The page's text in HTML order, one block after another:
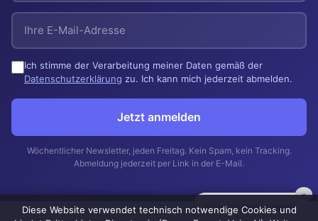
Ich stimme der Verarbeitung meiner Daten gemäß der
Datenschutzerklärung zu. Ich kann mich jederzeit abmelden.
Jetzt anmelden
Wöchentlicher Newsletter, jeden Freitag. Kein Spam, kein Tracking.
Abmeldung jederzeit per Link in der E-Mail.
Diese Website verwendet technisch notwendige Cookies und
×
Kann ich Ihnen helfen?